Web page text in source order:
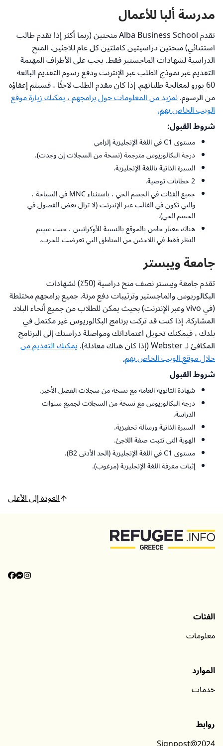
مدرسة ألبا للأعمال
تقدم Alba Business School منحتين (ربما أكثر إذا تقدم طالب
استثنائي) منحتين دراسيتين كاملتين كل عام للاجئين. المنح
الدراسية لشهادات الماجستير فقط. يجب على الأطراف المهتمة
التقديم عبر نموذج الطلب عبر الإنترنت ودفع رسوم التقديم البالغة
60 يورو لمعالجة طلباتهم. إذا كان مقدم الطلب لاجئًا ، فسيتم إعفاؤه
من الرسوم.لمزيد من المعلومات حول برامجهم ، يمكنك زيارة موقع
الويب الخاص بهم.
شروط القبول:
مستوى C1 في اللغة الإنجليزية إلزامي
درجة البكالوريوس مترجمة (نسخة من السجلات إن وجدت).
السيرة الذاتية باللغة الإنجليزية.
2 خطابات توصية.
جميع الفئات في الجسم الحي ، باستثناء MNC في السياحة ،
والتي تكون في الغالب عبر الإنترنت (لا تزال بعض الفصول في
الجسم الحي).
هناك معيار خاص بالموقع بالنسبة للأوكرانيين ، حيث سيتم
النظر فقط في اللاجئين من المناطق التي تعرضت للحرب.
جامعة ويبستر
تقدم جامعة ويبستر نصف منح دراسية (50٪) لشهادات
البكالوريوس والماجستير وترتيبات دفع مرنة. جميع برامجهم مختلطة
(في vivo وعبر الإنترنت) بحيث يمكن للطلاب من جميع أنحاء البلاد
المشاركة. إذا كنت قد تركت برنامج البكالوريوس غير مكتمل في
بلدك ، فيمكنك تحويل اعتماداتك ومواصلة دراستك إلى البرنامج
المكافئ لـ Webster (إذا كان هناك معادلة). يمكنك التقديم من
خلال موقع الويب الخاص بهم.
شروط القبول
شهادة الثانوية العامة مع نسخة من سجلات الفصل الأخير.
درجة البكالوريوس مع نسخة من السجلات لجميع سنوات
الدراسة.
السيرة الذاتية ورسالة تحفيزية.
الهوية التي تثبت صفة اللاجئ.
مستوى C1 في اللغة الإنجليزية (الحد الأدنى B2).
إثبات معرفة اللغة الإنجليزية (مرغوب).
العودة إلى الأعلى
الفئات
معلومات
الموارد
خدمات
روابط